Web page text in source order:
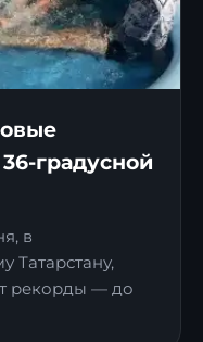
градусной
в
Татарстану,
рекорды — до